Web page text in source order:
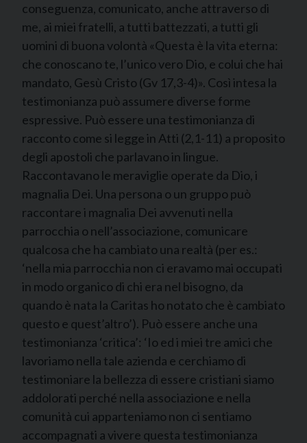
conseguenza, comunicato, anche attraverso di
me, ai miei fratelli, a tutti battezzati, a tutti gli
uomini di buona volontà «Questa è la vita eterna:
che conoscano te, l’unico vero Dio, e colui che hai
mandato, Gesù Cristo (Gv 17,3-4)». Così intesa la
testimonianza può assumere diverse forme
espressive. Può essere una testimonianza di
racconto come si legge in Atti (2,1-11) a proposito
degli apostoli che parlavano in lingue.
Raccontavano le meraviglie operate da Dio, i
magnalia Dei. Una persona o un gruppo può
raccontare i magnalia Dei avvenuti nella
parrocchia o nell’associazione, comunicare
qualcosa che ha cambiato una realtà (per es.:
‘nella mia parrocchia non ci eravamo mai occupati
in modo organico di chi era nel bisogno, da
quando è nata la Caritas ho notato che è cambiato
questo e quest’altro’). Può essere anche una
testimonianza ‘critica’: ‘Io ed i miei tre amici che
lavoriamo nella tale azienda e cerchiamo di
testimoniare la bellezza di essere cristiani siamo
addolorati perché nella associazione e nella
comunità cui apparteniamo non ci sentiamo
accompagnati a vivere questa testimonianza